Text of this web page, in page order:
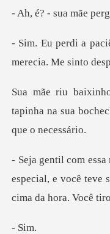
mãe
m
tapinha na sua
especial, e você teve
Si